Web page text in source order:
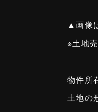
▲画像
※土地
物件所
土地の